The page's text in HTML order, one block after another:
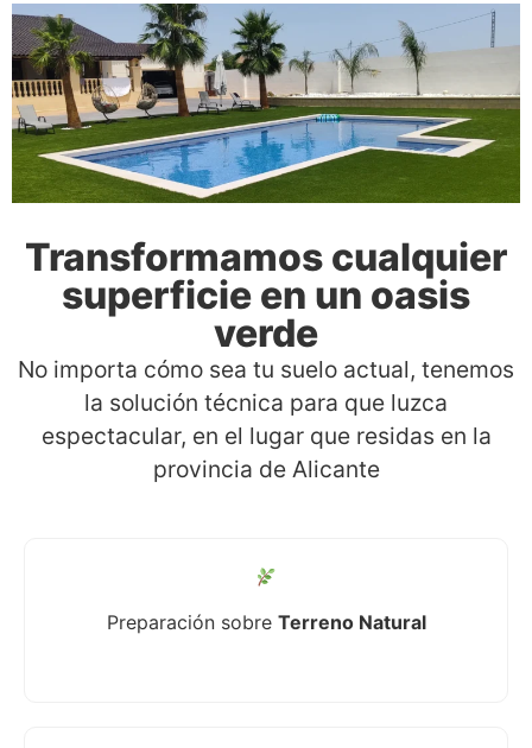
Transformamos cualquier
superficie en un oasis
verde
No importa cómo sea tu suelo actual, tenemos
la solución técnica para que luzca
espectacular, en el lugar que residas en la
provincia de Alicante
Preparación sobre Terreno Natural